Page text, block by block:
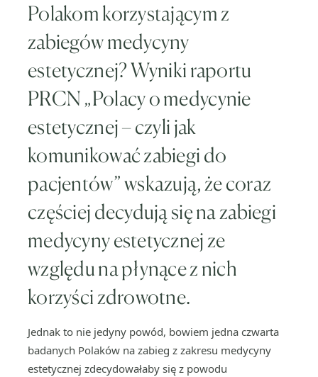
Polakom korzystającym z
zabiegów medycyny
estetycznej? Wyniki raportu
PRCN „Polacy o medycynie
estetycznej – czyli jak
komunikować zabiegi do
pacjentów” wskazują, że coraz
częściej decydują się na zabiegi
medycyny estetycznej ze
względu na płynące z nich
korzyści zdrowotne.
Jednak to nie jedyny powód, bowiem jedna czwarta
badanych Polaków na zabieg z zakresu medycyny
estetycznej zdecydowałaby się z powodu